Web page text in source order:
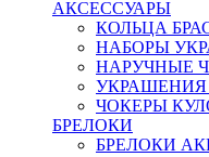
АКСЕССУАРЫ
КОЛЬЦА
НАБОРЫ
НАРУЧНЫЕ
УКРАШЕНИЯ
ЧОКЕРЫ
БРЕЛОКИ
БРЕЛОКИ